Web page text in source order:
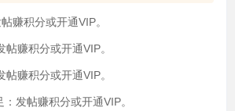
赚积分或开通VIP。
帖赚积分或开通VIP。
帖赚积分或开通VIP。
：发帖赚积分或开通VIP。